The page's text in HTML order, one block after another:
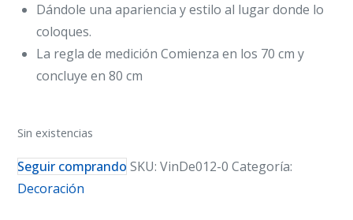
Dándole una apariencia y estilo al lugar donde lo
coloques.
La regla de medición Comienza en los 70 cm y
concluye en 80 cm
Sin existencias
Seguir comprando SKU:VinDe012-0 Categoría:
Decoración